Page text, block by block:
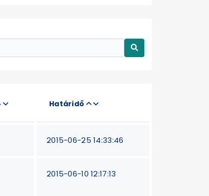
Határidő
2015-06-25 14:33:46
2015-06-10 12:17:13